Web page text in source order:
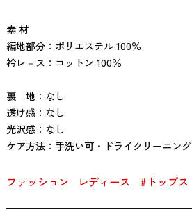
素 材
編地部分：ポリエステル 100％
衿レ－ス：コットン 100％
裏 地：なし
透け感：なし
光沢感：なし
ケア方法：手洗い可・ドライクリーニング
ファッション レディース #トップス